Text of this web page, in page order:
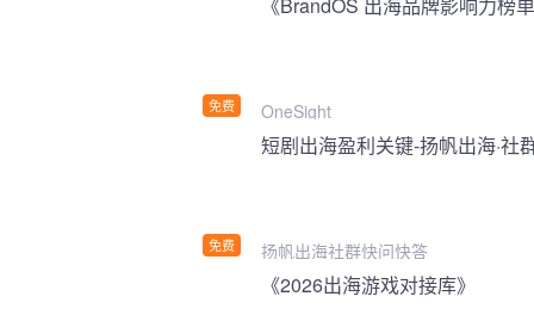
免费 OneSight
免费
短剧出海盈利关键-扬帆出海·社
扬帆出海社群快问快答
《2026出海游戏对接库》